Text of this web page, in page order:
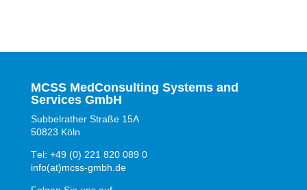
MCSS MedConsulting Systems and
Services GmbH
Subbelrather Straße 15A
50823 Köln
Tel: +49 (0) 221 820 089 0
info(at)mcss-gmbh.de